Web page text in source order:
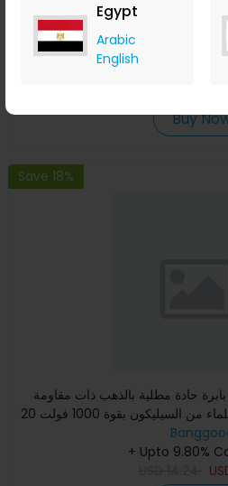
Egypt
Arabic
English
مستوى ليزر 4D بـ 16 خطًا ، خط ليزر أخضر ، مستوٍ تلقائي ، خطوط
Buy
Save 18%
حادة مطلية بالذهب ذات مقاومة
عازلة للماء من السيليكون بقوة 1000 فولت 20A PT1008 من ANENG
بأ
+ Upto 9.80%